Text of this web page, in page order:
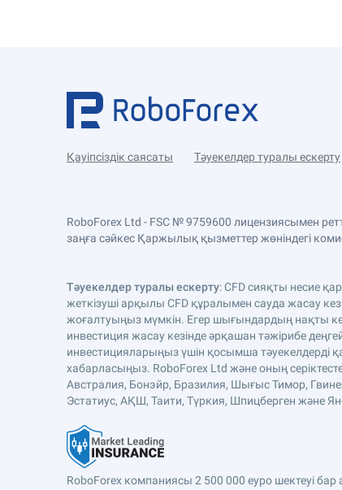
Қауіпсіздік саясаты Тәуекелдер туралы ескерту
RoboForex Ltd - FSC № 9759600 лицензиясымен
заңға сәйкес Қаржылық қызметтер жөніндегі
Тәуекелдер туралы ескерту: CFD сияқты несие
жеткізуші арқылы CFD құралымен сауда жасау
жоғалтуыңыз мүмкін. Егер шығындардың нақты
инвестиция жасау кезінде әрқашан тәжірибе
инвестицияларыңыз үшін қосымша тәуекелдерді
хабарласыңыз. RoboForex Ltd және оның
Австралия, Бонэйр, Бразилия, Шығыс Тимор,
Эстатиус, АҚШ, Таити, Түркия, Шпицберген және
RoboForex компаниясы 2 500 000 еуро шектеуі